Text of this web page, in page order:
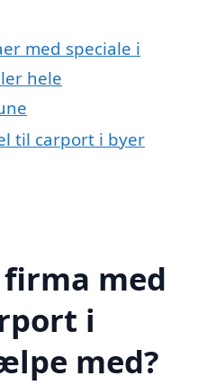
med speciale i
hele
til carport i byer
med
i
med?